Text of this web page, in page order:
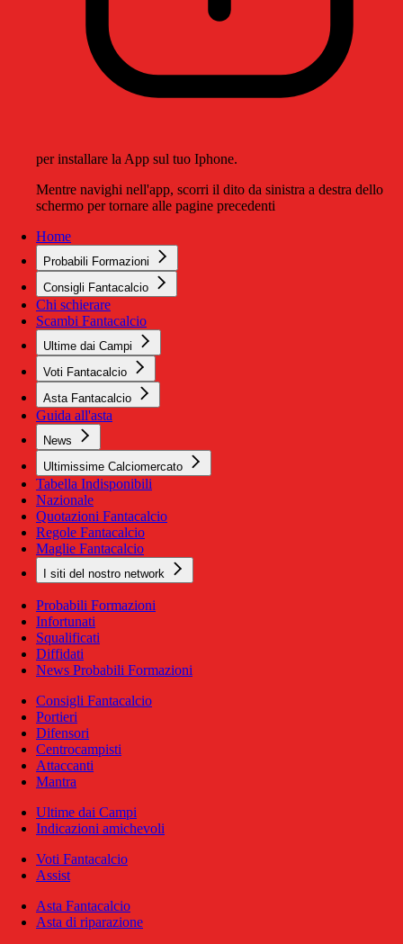
per installare la App sul tuo Iphone.
Mentre navighi nell'app, scorri il dito da sinistra a destra dello
schermo per tornare alle pagine precedenti
Home
Probabili Formazioni
Consigli Fantacalcio
Chi schierare
Scambi Fantacalcio
Ultime dai Campi
Voti Fantacalcio
Asta Fantacalcio
Guida all'asta
News
Ultimissime Calciomercato
Tabella Indisponibili
Nazionale
Quotazioni Fantacalcio
Regole Fantacalcio
Maglie Fantacalcio
I siti del nostro network
Probabili Formazioni
Infortunati
Squalificati
Diffidati
News Probabili Formazioni
Consigli Fantacalcio
Portieri
Difensori
Centrocampisti
Attaccanti
Mantra
Ultime dai Campi
Indicazioni amichevoli
Voti Fantacalcio
Assist
Asta Fantacalcio
Asta di riparazione